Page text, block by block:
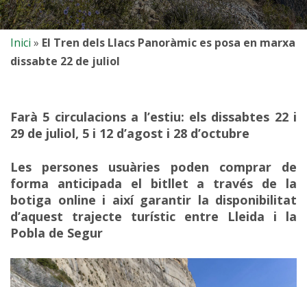
Inici » El Tren dels Llacs Panoràmic es posa en marxa
dissabte 22 de juliol
Farà 5 circulacions a l’estiu: els dissabtes 22 i
29 de juliol, 5 i 12 d’agost i 28 d’octubre
Les persones usuàries poden comprar de
forma anticipada el bitllet a través de la
botiga online i així garantir la disponibilitat
d’aquest trajecte turístic entre Lleida i la
Pobla de Segur